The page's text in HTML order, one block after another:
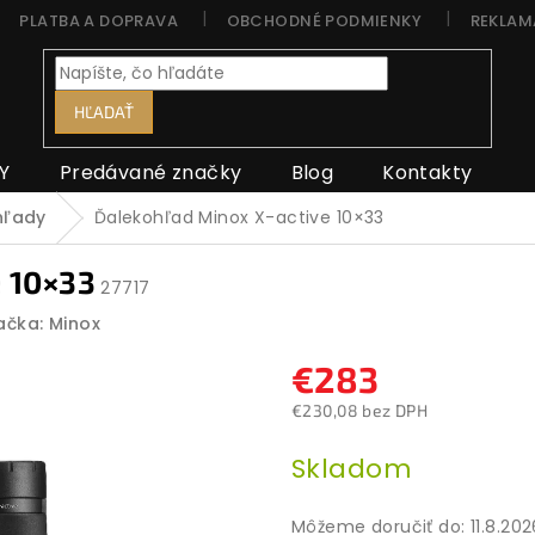
PLATBA A DOPRAVA OBCHODNÉ PODMIENKY
HĽADAŤ
Predávané značky Blog Kontakty
Ďalekohľad Minox X-active 10×33
27717
Minox
€283
€230,08 bez DPH
cena:
Skladom
Môžeme doručiť do: